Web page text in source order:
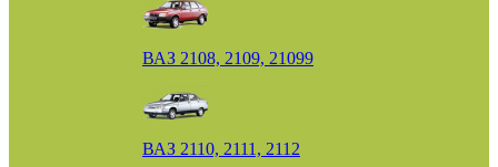
ВАЗ 2108, 2109, 21099
ВАЗ 2110, 2111, 2112